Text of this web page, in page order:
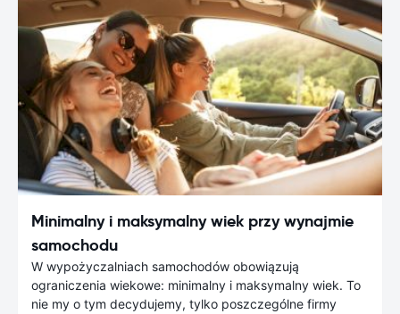
Minimalny i maksymalny wiek przy wynajmie
samochodu
W wypożyczalniach samochodów obowiązują
ograniczenia wiekowe: minimalny i maksymalny wiek. To
nie my o tym decydujemy, tylko poszczególne firmy